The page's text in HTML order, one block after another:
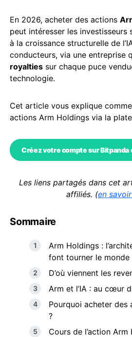
En 2026, acheter des actions
peut intéresser les investisseurs
à la croissance structurelle de
conducteurs, via une entreprise
royalties sur chaque puce
technologie.
Cet article vous explique
actions Arm Holdings via la
Créez votre compte sur
Les liens partagés dans cet
affiliés. (en
Sommaire
Arm Holdings :
font tourner le monde
D’où viennent les
Arm et l’IA : au cœur
Pourquoi acheter des
?
Cours de l’action Arm